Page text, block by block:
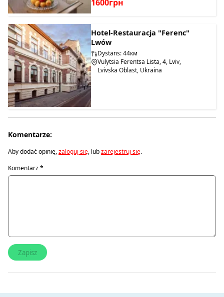
1600грн
Hotel-Restauracja "Ferenc"
Lwów
Dystans: 44км
Vulytsia Ferentsa Lista, 4, Lviv,
Lvivska Oblast, Ukraina
Komentarze:
Aby dodać opinię,zaloguj się, lubzarejestruj się.
Komentarz*